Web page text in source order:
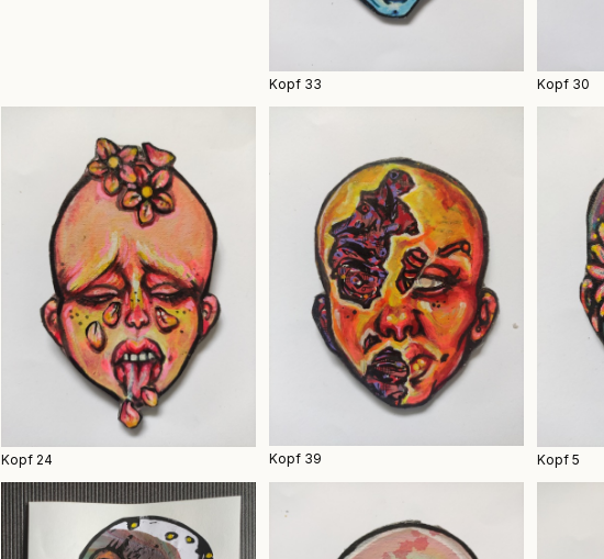
Kopf 33 Kopf 30
Kopf 24 Kopf 39 Kopf 5